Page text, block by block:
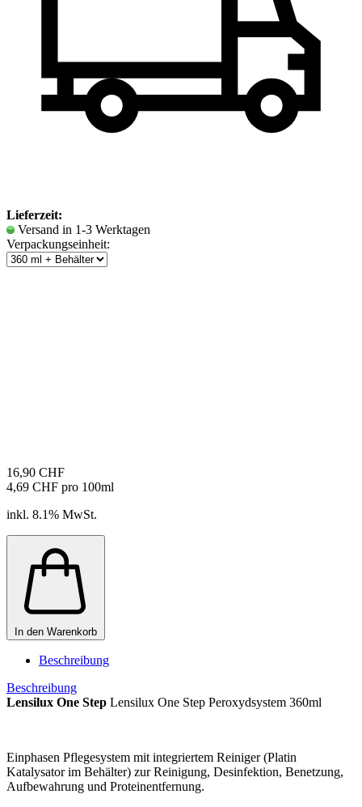
Lieferzeit:
Versand in 1-3 Werktagen
Verpackungseinheit:
16,90 CHF
4,69 CHF pro 100ml
inkl. 8.1% MwSt.
In den Warenkorb
Beschreibung
Beschreibung
Lensilux One Step Lensilux One Step Peroxydsystem 360ml
Einphasen Pflegesystem mit integriertem Reiniger (Platin
Katalysator im Behälter) zur Reinigung, Desinfektion, Benetzung,
Aufbewahrung und Proteinentfernung.